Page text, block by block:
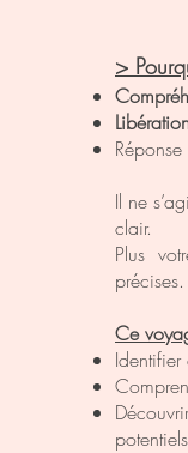
>
Il ne
clair.
Plus
précises.
Ce